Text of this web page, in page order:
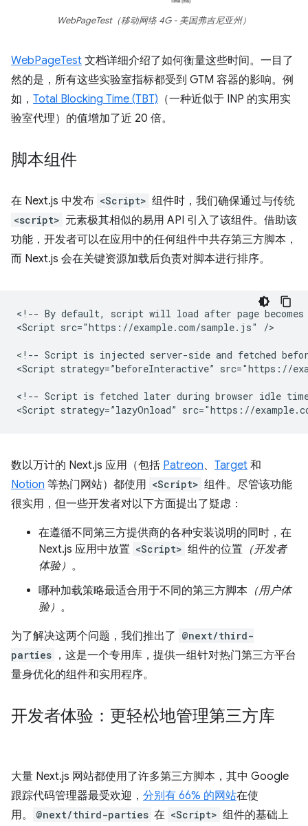
WebPageTest（移动网络 4G - 美国弗吉尼亚州）
WebPageTest 文档详细介绍了如何衡量这些时间。一目了
然的是，所有这些实验室指标都受到 GTM 容器的影响。例
如， Total Blocking Time (TBT) （一种近似于 INP 的实用实
验室代理）的值增加了近 20 倍。
脚本组件
在 Next.js 中发布 <Script> 组件时，我们确保通过与传统
<script> 元素极其相似的易用 API 引入了该组件。借助该
功能，开发者可以在应用中的任何组件中共存第三方脚本，
而 Next.js 会在关键资源加载后负责对脚本进行排序。
<!-- By default, script will load after page
<Script src="https://example.com/sample.js" />
<!-- Script is injected server-side and fetched
<Script strategy=”beforeInteractive” src="https://
<!-- Script is fetched later during browser idle
数以万计的 Next.js 应用（包括 Patreon、 Target 和
Notion 等热门网站）都使用 <Script> 组件。尽管该功能
很实用，但一些开发者对以下方面提出了疑虑：
在遵循不同第三方提供商的各种安装说明的同时，在
Next.js 应用中放置 <Script> 组件的位置 （开发者
体验） 。
哪种加载策略最适合用于不同的第三方脚本 （用户体
验） 。
为了解决这两个问题，我们推出了 @next/third-
parties ，这是一个专用库，提供一组针对热门第三方平台
量身优化的组件和实用程序。
开发者体验：更轻松地管理第三方库
大量 Next.js 网站都使用了许多第三方脚本，其中 Google
跟踪代码管理器最受欢迎， 分别有 66% 的网站在使
用。
@next/third-parties 在 <Script> 组件的基础上